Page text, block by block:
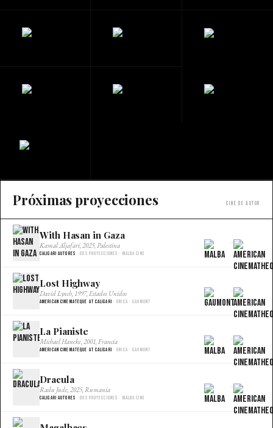
Próximas proyecciones Cine de autor
With Hasan in Gaza
Kamal Aljafari, 2025, Palestina
Caligari Autores · Dos proyecciones · Malba Cine
×
Lost Highway
David Lynch, 1997, Estados Unidos
American Cinemateque at Caligari · Única · Gaumont
×
La Pianiste
Michael Haneke, 2001, Francia
American Cinemateque at Caligari · Única · Gaumont
×
Dracula
Radu Jude, 2025, Rumania
Caligari Autores · Dos proyecciones · Malba Cine
×